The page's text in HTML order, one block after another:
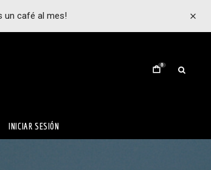
un café al mes!
0
INICIAR SESIÓN